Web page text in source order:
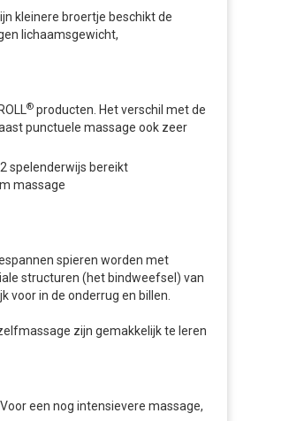
kleinere broertje beschikt de
lichaamsgewicht,
® producten. Het verschil met de
punctuele massage ook zeer
spelenderwijs bereikt
massage
spieren worden met
structuren (het bindweefsel) van
voor in de onderrug en billen.
zijn gemakkelijk te leren
een nog intensievere massage,